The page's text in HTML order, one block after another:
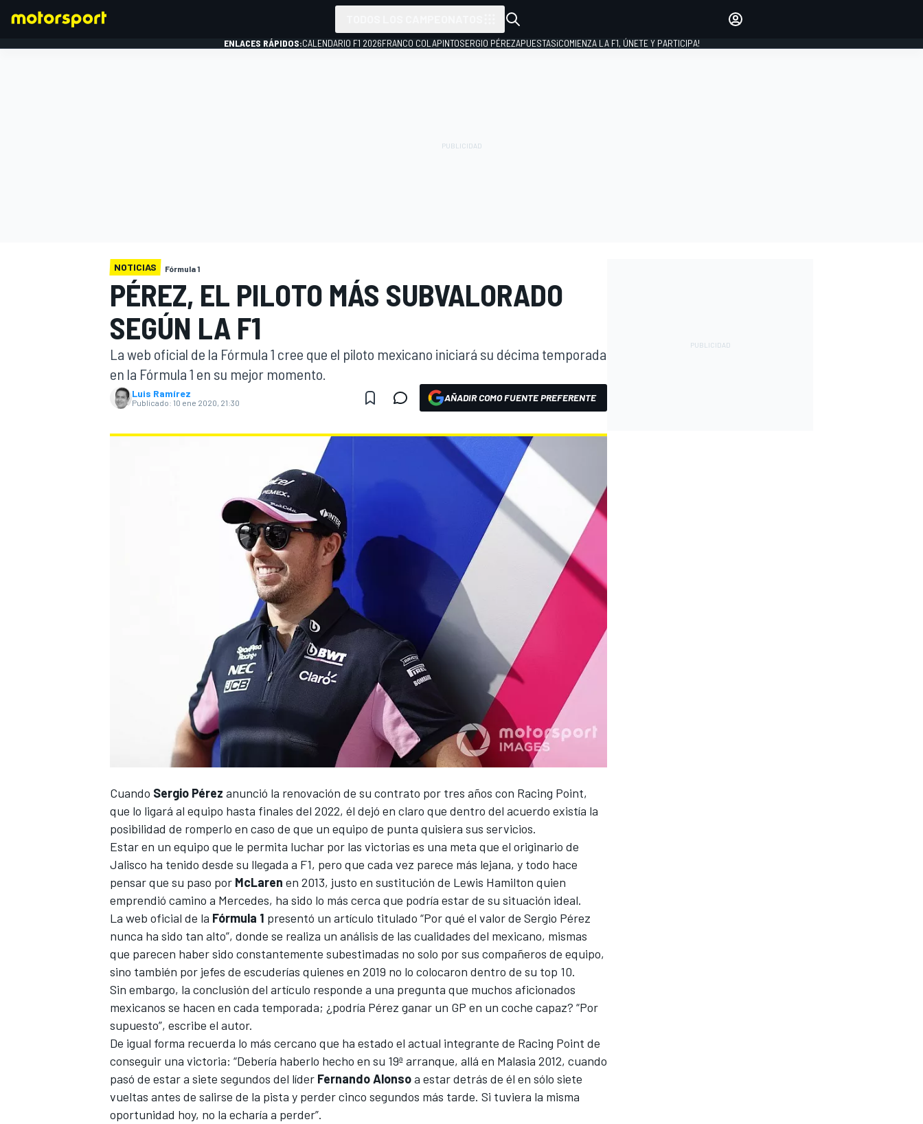
INDYCAR
FÓRMULA E
INICIAR SESIÓN
ENLACES RÁPIDOS:CALENDARIO F1 2026FRANCO COLAPINTOSERGIO PÉREZAPUESTAS¡COMIENZA LA F1, ÚNETE Y PARTICIPA!
NOTICIAS Fórmula 1
PÉREZ, EL PILOTO MÁS SUBVALORADO
SEGÚN LA F1
La web oficial de la Fórmula 1 cree que el piloto mexicano iniciará su décima temporada
en la Fórmula 1 en su mejor momento.
Luis Ramírez
Publicado: 10 ene 2020, 21:30 AÑADIR COMO FUENTE PREFERENTE
Cuando Sergio Pérez anunció la renovación de su contrato por tres años con Racing Point,
que lo ligará al equipo hasta finales del 2022, él dejó en claro que dentro del acuerdo existía la
posibilidad de romperlo en caso de que un equipo de punta quisiera sus servicios.
Estar en un equipo que le permita luchar por las victorias es una meta que el originario de
Jalisco ha tenido desde su llegada a F1, pero que cada vez parece más lejana, y todo hace
pensar que su paso por McLaren en 2013, justo en sustitución de Lewis Hamilton quien
emprendió camino a Mercedes, ha sido lo más cerca que podría estar de su situación ideal.
La web oficial de la Fórmula 1 presentó un artículo titulado “Por qué el valor de Sergio Pérez
nunca ha sido tan alto”, donde se realiza un análisis de las cualidades del mexicano, mismas
que parecen haber sido constantemente subestimadas no solo por sus compañeros de equipo,
sino también por jefes de escuderías quienes en 2019 no lo colocaron dentro de su top 10.
Sin embargo, la conclusión del artículo responde a una pregunta que muchos aficionados
mexicanos se hacen en cada temporada; ¿podría Pérez ganar un GP en un coche capaz? “Por
supuesto”, escribe el autor.
De igual forma recuerda lo más cercano que ha estado el actual integrante de Racing Point de
conseguir una victoria: “Debería haberlo hecho en su 19ª arranque, allá en Malasia 2012, cuando
pasó de estar a siete segundos del líder Fernando Alonsoa estar detrás de él en sólo siete
vueltas antes de salirse de la pista y perder cinco segundos más tarde. Si tuviera la misma
oportunidad hoy, no la echaría a perder”.